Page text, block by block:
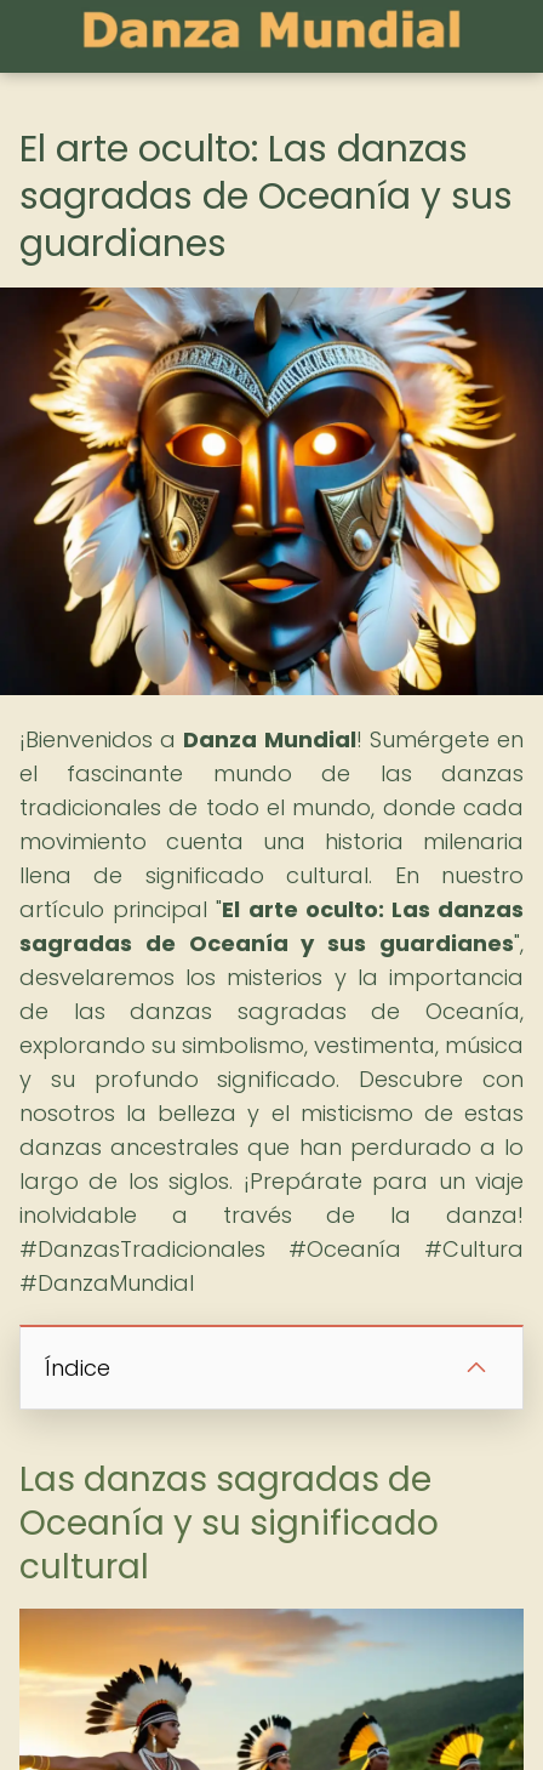
El arte oculto: Las danzas
sagradas de Oceanía y sus
guardianes
¡Bienvenidos a Danza Mundial! Sumérgete en
el fascinante mundo de las danzas
tradicionales de todo el mundo, donde cada
movimiento cuenta una historia milenaria
llena de significado cultural. En nuestro
artículo principal "El arte oculto: Las danzas
sagradas de Oceanía y sus guardianes",
desvelaremos los misterios y la importancia
de las danzas sagradas de Oceanía,
explorando su simbolismo, vestimenta, música
y su profundo significado. Descubre con
nosotros la belleza y el misticismo de estas
danzas ancestrales que han perdurado a lo
largo de los siglos. ¡Prepárate para un viaje
inolvidable a través de la danza!
#DanzasTradicionales #Oceanía #Cultura
#DanzaMundial
Índice
Las danzas sagradas de
Oceanía y su significado
cultural